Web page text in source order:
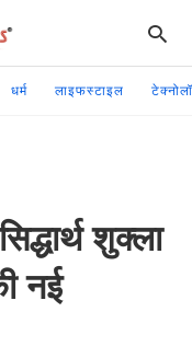
धर्म लाइफस्टाइल
शुक्ला
नई